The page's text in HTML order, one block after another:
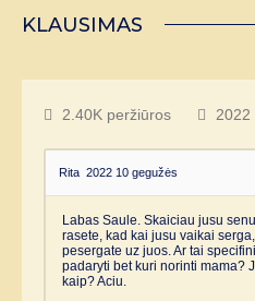
KLAUSIMAS
2.40K peržiūros 2022
Rita 2022 10 gegužės
Labas Saule. Skaiciau jusu
rasete, kad kai jusu vaikai
pesergate uz juos. Ar tai
padaryti bet kuri norinti mama?
kaip? Aciu.